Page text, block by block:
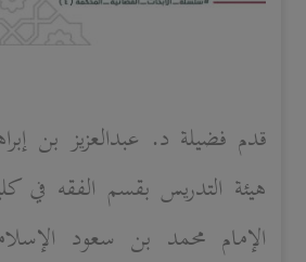
قدم فضيلة د. عبدالعزيز بن
هيئة التدريس بقسم الفقه في
الإمام محمد بن سعود